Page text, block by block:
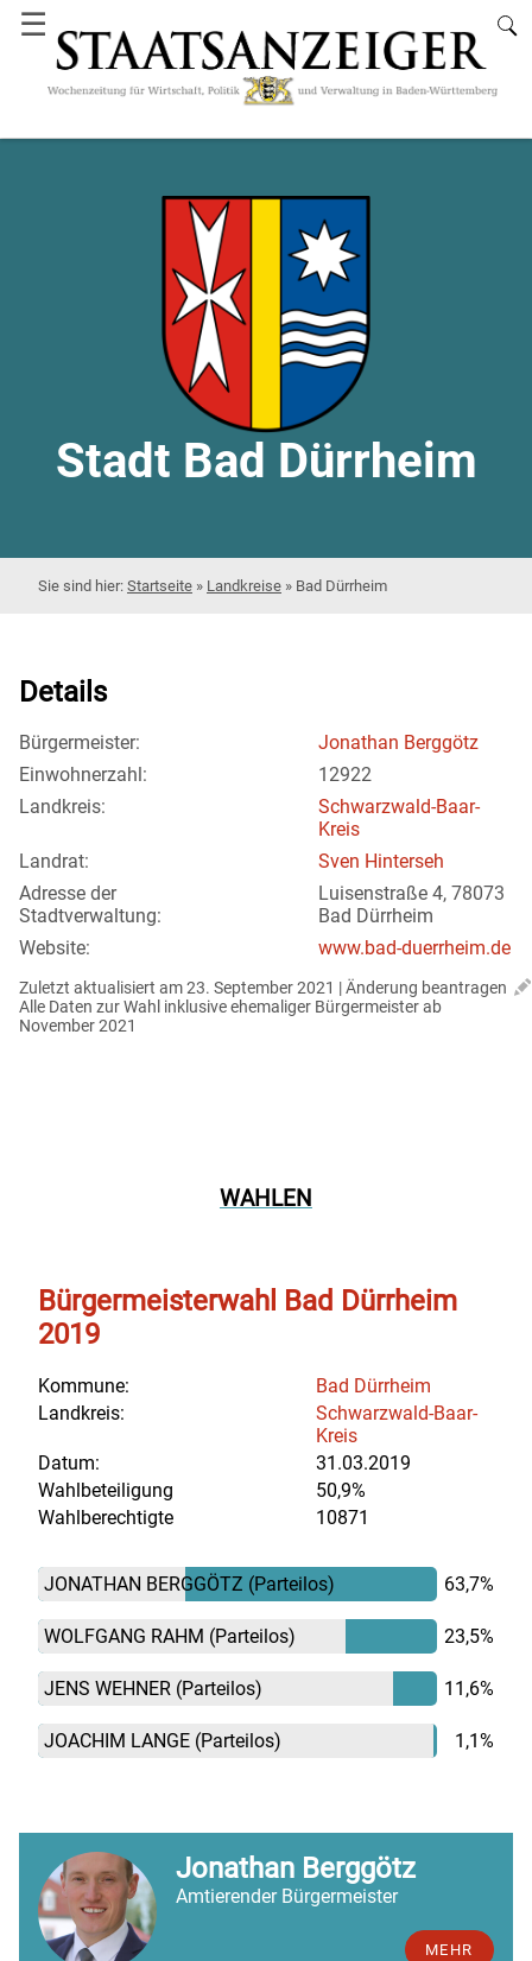
☰
Stadt Bad Dürrheim
Startseite » Landkreise » Bad Dürrheim
Details
Bürgermeister:
Jonathan Berggötz
Einwohnerzahl:
12922
Landkreis:
Schwarzwald-Baar-
Kreis
Landrat:
Sven Hinterseh
Adresse der
Stadtverwaltung:
Luisenstraße 4, 78073
Bad Dürrheim
Website:
www.bad-duerrheim.de
Zuletzt aktualisiert am 23. September 2021 | Änderung beantragen
Alle Daten zur Wahl inklusive ehemaliger Bürgermeister ab
November 2021
WAHLEN
Jonathan Berggötz
Amtierender Bürgermeister
MEHR
Bürgermeisterwahl Bad Dürrheim
2019
Kommune:
Bad Dürrheim
Landkreis:
Schwarzwald-Baar-
Kreis
Datum:
31.03.2019
Wahlbeteiligung
50,9%
Wahlberechtigte
10871
JONATHAN BERGGÖTZ (Parteilos) 63,7%
WOLFGANG RAHM (Parteilos) 23,5%
JENS WEHNER (Parteilos) 11,6%
JOACHIM LANGE (Parteilos) 1,1%